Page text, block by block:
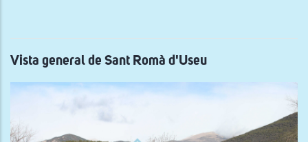
Vista general de Sant Romà d'Useu